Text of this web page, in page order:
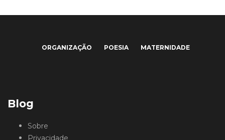
ORGANIZAÇÃO POESIA MATERNIDADE
Blog
Sobre
Privacidade